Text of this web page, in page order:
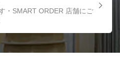
・SMART ORDER 店舗にご